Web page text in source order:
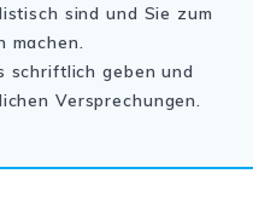
sind und Sie zum
machen.
schriftlich geben und
Versprechungen.